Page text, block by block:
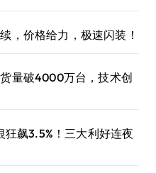
，价格给力，极速闪装！
量破4000万台，技术创
飙3.5%！三大利好连夜